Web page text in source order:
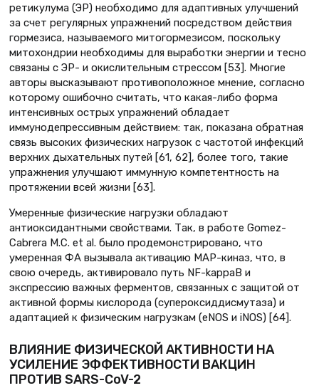
ретикулума (ЭР) необходимо для адаптивных улучшений
за счет регулярных упражнений посредством действия
гормезиса, называемого митогормезисом, поскольку
митохондрии необходимы для выработки энергии и тесно
связаны с ЭР- и окислительным стрессом [53]. Многие
авторы высказывают противоположное мнение, согласно
которому ошибочно считать, что какая-либо форма
интенсивных острых упражнений обладает
иммунодепрессивным действием: так, показана обратная
связь высоких физических нагрузок с частотой инфекций
верхних дыхательных путей [61, 62], более того, такие
упражнения улучшают иммунную компетентность на
протяжении всей жизни [63].
Умеренные физические нагрузки обладают
антиоксидантными свойствами. Так, в работе Gomez-
Cabrera M.C. et al. было продемонстрировано, что
умеренная ФА вызывала активацию MAP-киназ, что, в
свою очередь, активировало путь NF-kappaB и
экспрессию важных ферментов, связанных с защитой от
активной формы кислорода (супероксиддисмутаза) и
адаптацией к физическим нагрузкам (eNOS и iNOS) [64].
ВЛИЯНИЕ ФИЗИЧЕСКОЙ АКТИВНОСТИ НА
УСИЛЕНИЕ ЭФФЕКТИВНОСТИ ВАКЦИН
ПРОТИВ SARS-CoV-2